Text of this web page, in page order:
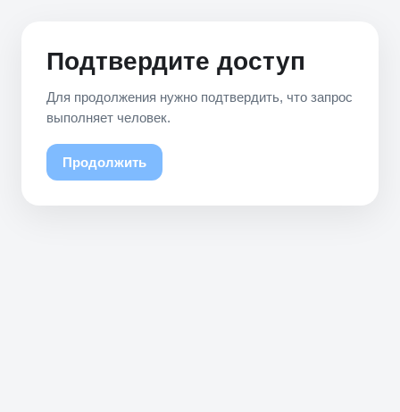
Подтвердите доступ
Для продолжения нужно подтвердить, что запрос
выполняет человек.
Продолжить